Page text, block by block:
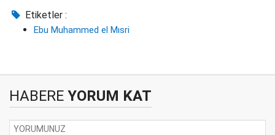
Etiketler :
Ebu Muhammed el Mısri
HABERE YORUM KAT